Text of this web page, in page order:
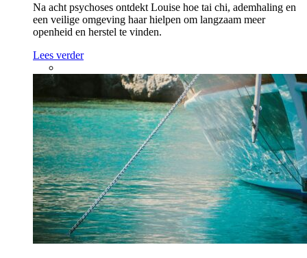
Na acht psychoses ontdekt Louise hoe tai chi, ademhaling en
een veilige omgeving haar hielpen om langzaam meer
openheid en herstel te vinden.
Lees verder